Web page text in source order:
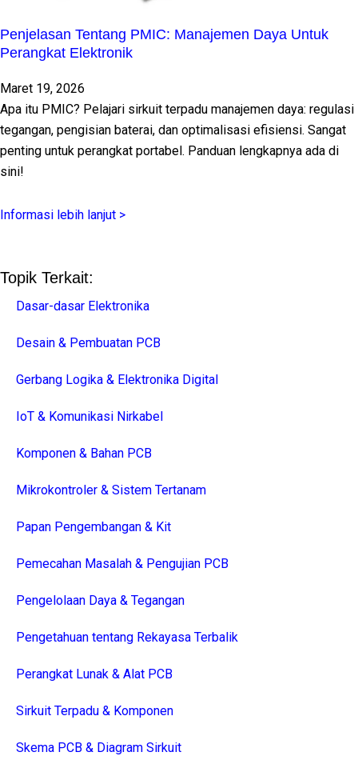
Penjelasan Tentang PMIC: Manajemen Daya Untuk
Perangkat Elektronik
Maret 19, 2026
Apa itu PMIC? Pelajari sirkuit terpadu manajemen daya: regulasi
tegangan, pengisian baterai, dan optimalisasi efisiensi. Sangat
penting untuk perangkat portabel. Panduan lengkapnya ada di
sini!
Informasi lebih lanjut >
Topik Terkait:
Dasar-dasar Elektronika
Desain & Pembuatan PCB
Gerbang Logika & Elektronika Digital
IoT & Komunikasi Nirkabel
Komponen & Bahan PCB
Mikrokontroler & Sistem Tertanam
Papan Pengembangan & Kit
Pemecahan Masalah & Pengujian PCB
Pengelolaan Daya & Tegangan
Pengetahuan tentang Rekayasa Terbalik
Perangkat Lunak & Alat PCB
Sirkuit Terpadu & Komponen
Skema PCB & Diagram Sirkuit